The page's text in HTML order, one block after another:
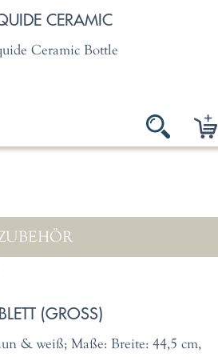
CERAMIC
Ceramic Bottle
(GROSS)
& weiß; Maße: Breite: 44,5 cm,